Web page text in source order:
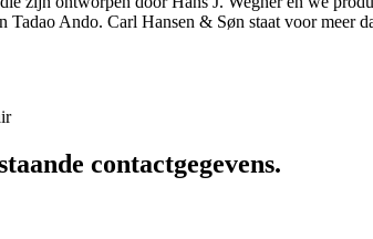
Ando. Carl Hansen & Søn staat voor meer
contactgegevens.